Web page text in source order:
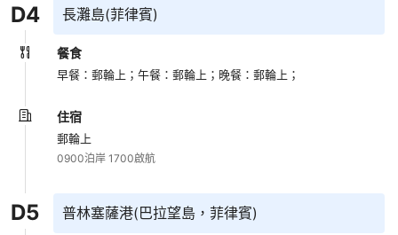
D4 長灘島(菲律賓)
餐食
早餐：郵輪上；午餐：郵輪上； 晚餐：郵輪上；
住宿
郵輪上
0900泊岸 1700啟航
D5 普林塞薩港(巴拉望島，菲律賓)